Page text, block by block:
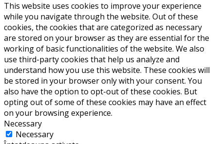
This website uses cookies to improve your experience
while you navigate through the website. Out of these
cookies, the cookies that are categorized as necessary
are stored on your browser as they are essential for the
working of basic functionalities of the website. We also
use third-party cookies that help us analyze and
understand how you use this website. These cookies will
be stored in your browser only with your consent. You
also have the option to opt-out of these cookies. But
opting out of some of these cookies may have an effect
on your browsing experience.
Necessary
Necessary